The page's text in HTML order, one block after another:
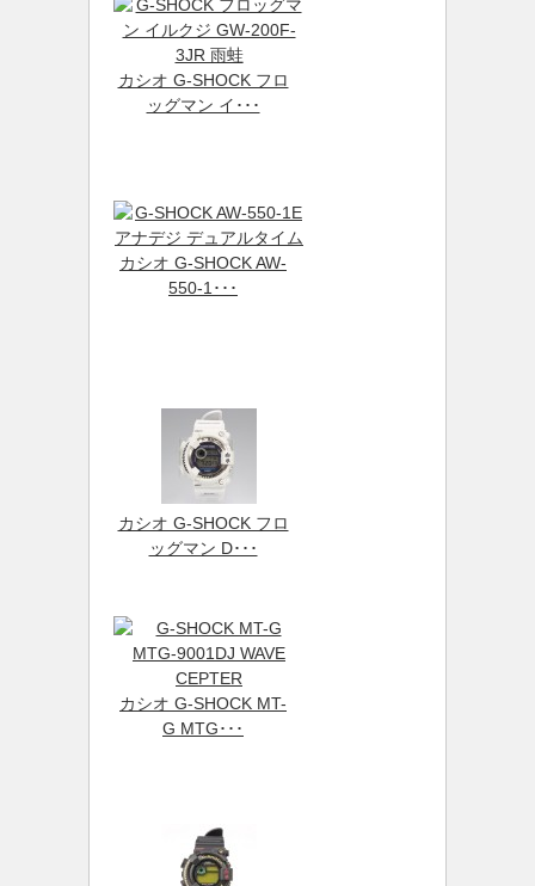
カシオ G-SHOCK フロ
ッグマン イ･･･
カシオ G-SHOCK AW-
550-1･･･
カシオ G-SHOCK フロ
ッグマン D･･･
カシオ G-SHOCK MT-
G MTG･･･